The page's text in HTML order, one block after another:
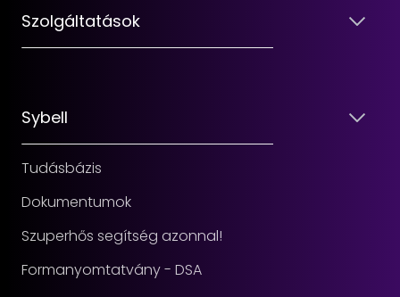
Szolgáltatások
Sybell
Tudásbázis
Dokumentumok
Szuperhős segítség azonnal!
Formanyomtatvány - DSA